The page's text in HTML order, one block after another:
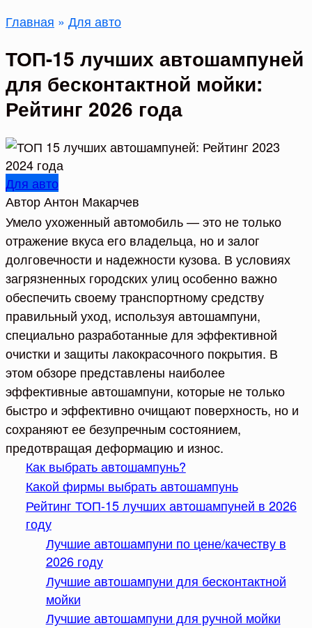
Главная » Для авто
ТОП-15 лучших автошампуней
для бесконтактной мойки:
Рейтинг 2026 года
Для авто
АвторАнтон Макарчев
Умело ухоженный автомобиль — это не только
отражение вкуса его владельца, но и залог
долговечности и надежности кузова. В условиях
загрязненных городских улиц особенно важно
обеспечить своему транспортному средству
правильный уход, используя автошампуни,
специально разработанные для эффективной
очистки и защиты лакокрасочного покрытия. В
этом обзоре представлены наиболее
эффективные автошампуни, которые не только
быстро и эффективно очищают поверхность, но и
сохраняют ее безупречным состоянием,
предотвращая деформацию и износ.
Как выбрать автошампунь?
Какой фирмы выбрать автошампунь
Рейтинг ТОП-15 лучших автошампуней в 2026
году
Лучшие автошампуни по цене/качеству в
2026 году
Лучшие автошампуни для бесконтактной
мойки
Лучшие автошампуни для ручной мойки